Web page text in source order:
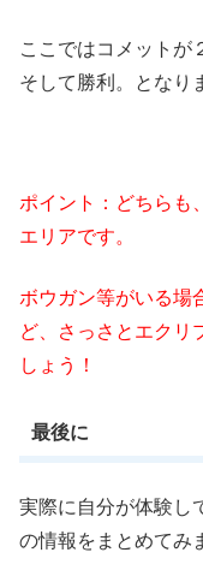
ここではコメットが
そして勝利。となり
ポイント：どちらも
エリアです。
ボウガン等がいる場
ど、さっさとエクリ
しょう！
最後に
実際に自分が体験し
の情報をまとめてみ